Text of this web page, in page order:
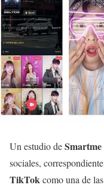
Un estudio de
sociales,
TikTokcomo una de